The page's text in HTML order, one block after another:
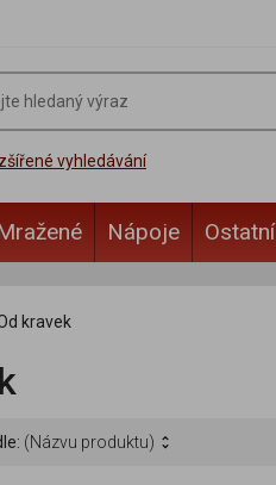
vyhledávání
Nápoje Ostatní
kravek
(Názvu produktu)